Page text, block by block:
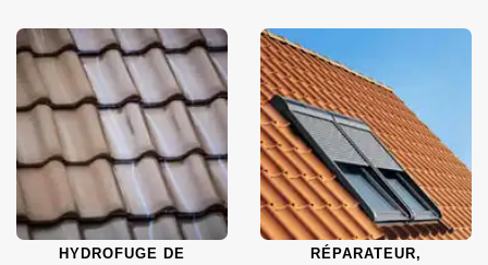
HYDROFUGE DE
RÉPARATEUR,